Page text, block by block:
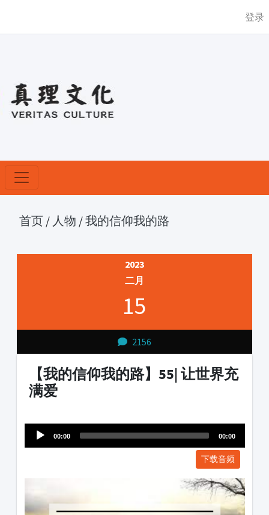
登录
首页 / 人物 /我的信仰我的路
2023
二月
15
2156
【我的信仰我的路】55| 让世界充
满爱
Player
00:00 00:00
下载音频